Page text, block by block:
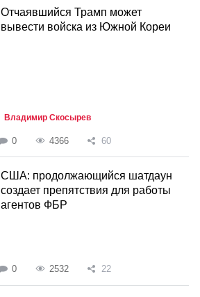
Отчаявшийся Трамп может
вывести войска из Южной Кореи
Владимир Скосырев
0 4366 60
США: продолжающийся шатдаун
создает препятствия для работы
агентов ФБР
0 2532 22